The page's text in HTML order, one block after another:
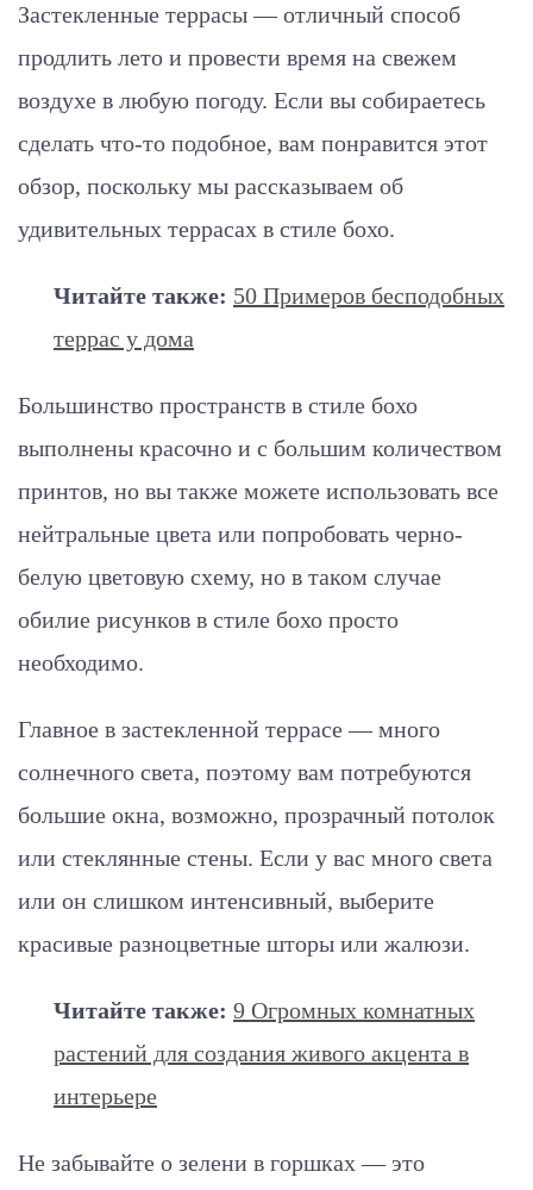
Застекленные террасы — отличный способ
продлить лето и провести время на свежем
воздухе в любую погоду. Если вы собираетесь
сделать что-то подобное, вам понравится этот
обзор, поскольку мы рассказываем об
удивительных террасах в стиле бохо.
Читайте также: 50 Примеров бесподобных
террас у дома
Большинство пространств в стиле бохо
выполнены красочно и с большим количеством
принтов, но вы также можете использовать все
нейтральные цвета или попробовать черно-
белую цветовую схему, но в таком случае
обилие рисунков в стиле бохо просто
необходимо.
Главное в застекленной террасе — много
солнечного света, поэтому вам потребуются
большие окна, возможно, прозрачный потолок
или стеклянные стены. Если у вас много света
или он слишком интенсивный, выберите
красивые разноцветные шторы или жалюзи.
Читайте также: 9 Огромных комнатных
растений для создания живого акцента в
интерьере
Не забывайте о зелени в горшках — это